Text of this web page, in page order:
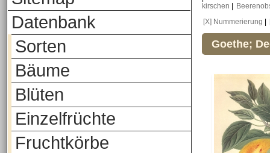
Datenbank
Sorten
Bäume
Blüten
Einzelfrüchte
Fruchtkörbe
kirschen
[X] Nummerierung
Goethe;